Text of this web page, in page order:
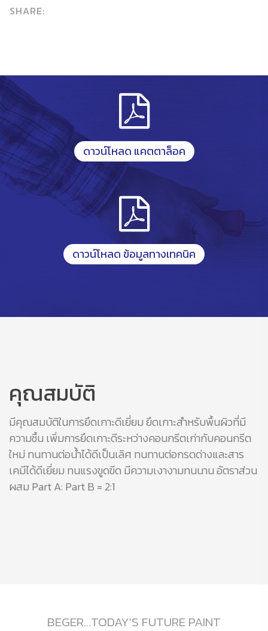
SHARE:
ดาวน์โหลด แคตตาล็อค
ดาวน์โหลด ข้อมูลทางเทคนิค
คุณสมบัติ
มีคุณสมบัติในการยึดเกาะดีเยี่ยม ยึดเกาะสำหรับพื้นผิวที่มี
ความชื้น เพิ่มการยึดเกาะดีระหว่างคอนกรีตเก่ากับคอนกรีต
ใหม่ ทนทานต่อน้ำได้ดีเป็นเลิศ ทนทานต่อกรดด่างและสาร
เคมีได้ดีเยี่ยม ทนแรงขูดขีด มีความเงางามทนนาน อัตราส่วน
ผสม Part A: Part B = 2:1
BEGER...TODAY'S FUTURE PAINT